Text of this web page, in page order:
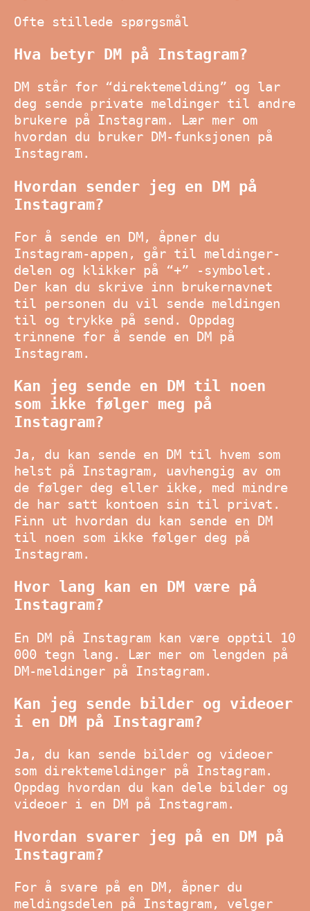
Ofte stillede spørgsmål
Hva betyr DM på Instagram?
DM står for “direktemelding” og lar
deg sende private meldinger til andre
brukere på Instagram. Lær mer om
hvordan du bruker DM-funksjonen på
Instagram.
Hvordan sender jeg en DM på
Instagram?
For å sende en DM, åpner du
Instagram-appen, går til meldinger-
delen og klikker på “+” -symbolet.
Der kan du skrive inn brukernavnet
til personen du vil sende meldingen
til og trykke på send. Oppdag
trinnene for å sende en DM på
Instagram.
Kan jeg sende en DM til noen
som ikke følger meg på
Instagram?
Ja, du kan sende en DM til hvem som
helst på Instagram, uavhengig av om
de følger deg eller ikke, med mindre
de har satt kontoen sin til privat.
Finn ut hvordan du kan sende en DM
til noen som ikke følger deg på
Instagram.
Hvor lang kan en DM være på
Instagram?
En DM på Instagram kan være opptil 10
000 tegn lang. Lær mer om lengden på
DM-meldinger på Instagram.
Kan jeg sende bilder og videoer
i en DM på Instagram?
Ja, du kan sende bilder og videoer
som direktemeldinger på Instagram.
Oppdag hvordan du kan dele bilder og
videoer i en DM på Instagram.
Hvordan svarer jeg på en DM på
Instagram?
For å svare på en DM, åpner du
meldingsdelen på Instagram, velger